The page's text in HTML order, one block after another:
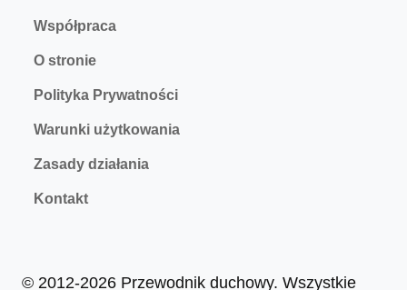
Współpraca
O stronie
Polityka Prywatności
Warunki użytkowania
Zasady działania
Kontakt
© 2012-2026 Przewodnik duchowy. Wszystkie